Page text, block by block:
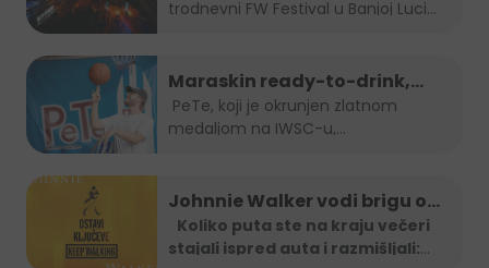
trodnevni FW Festival u Banjoj Luci
Maraskin ready-to-drink,
dobro prepoznatljivi PeTe je
na Sarajevo Street Food
medaljom na IWSC-u,
Johnnie Walker vodi brigu o
tebi: Jeftiniji povratak kući
taxi vozilima širom BiH
Koliko puta ste na kraju večeri
stajali ispred auta i razmišljali: